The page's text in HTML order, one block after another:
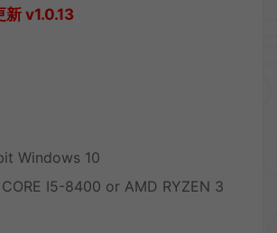
v1.0.13
Windows 10
I5-8400 or AMD RYZEN 3